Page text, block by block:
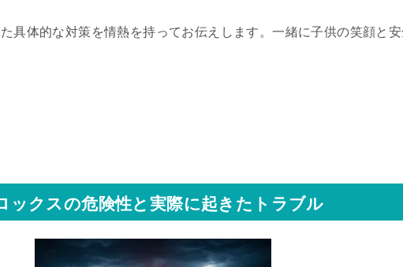
具体的な対策を情熱を持ってお伝えします。一緒に子供の笑顔と安
ックスの危険性と実際に起きたトラブル